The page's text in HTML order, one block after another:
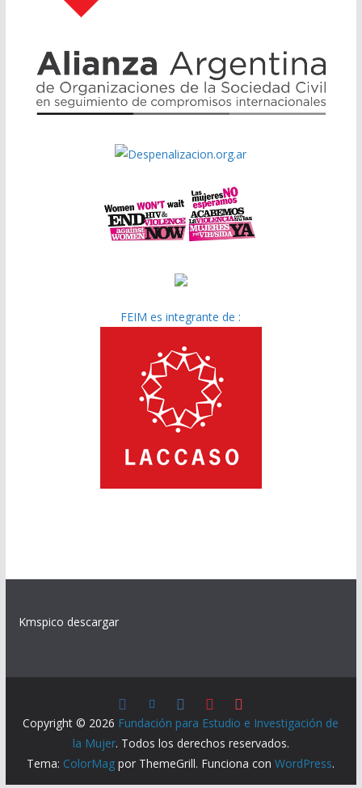
FEIM es integrante de :
Kmspico descargar
Copyright © 2026 Fundación para Estudio e Investigación de
la Mujer. Todos los derechos reservados.
Tema: ColorMag por ThemeGrill. Funciona conWordPress.